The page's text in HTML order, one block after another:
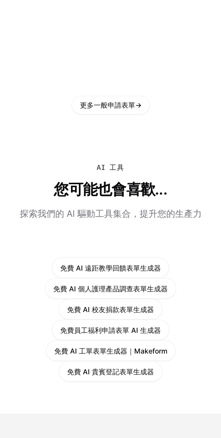
更多一般申請表單→
AI 工具
您可能也會喜歡...
探索我們的 AI 驅動工具集合，提升您的生產力
免費 AI 遠距教學回饋表單生成器
免費 AI 個人護理產品調查表單生成器
免費 AI 校友捐款表單生成器
免費員工福利申請表單 AI 生成器
免費 AI 工單表單生成器｜Makeform
免費 AI 貴賓登記表單生成器